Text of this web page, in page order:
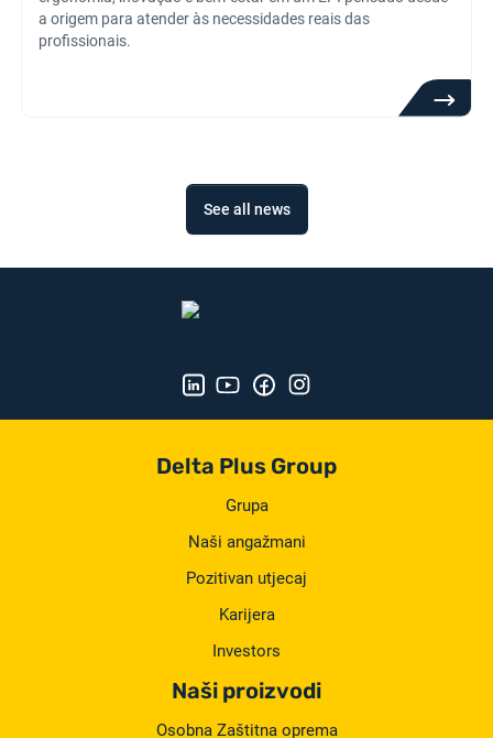
a origem para atender às necessidades reais das
profissionais.
See all news
Delta Plus Group
Grupa
Naši angažmani
Pozitivan utjecaj
Karijera
Investors
Naši proizvodi
Osobna Zaštitna oprema